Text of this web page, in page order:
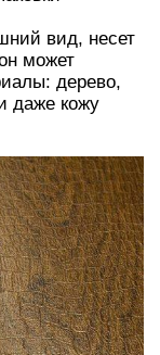
вид, несет
может
дерево,
даже кожу